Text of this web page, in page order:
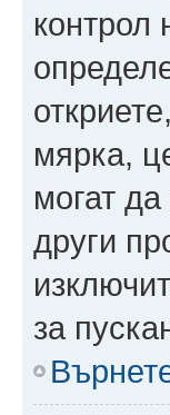
контрол
мярка,
могат
други
за